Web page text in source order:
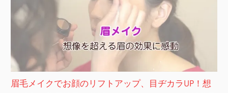
眉毛メイクでお顔のリフトアップ、目ヂカラUP！想